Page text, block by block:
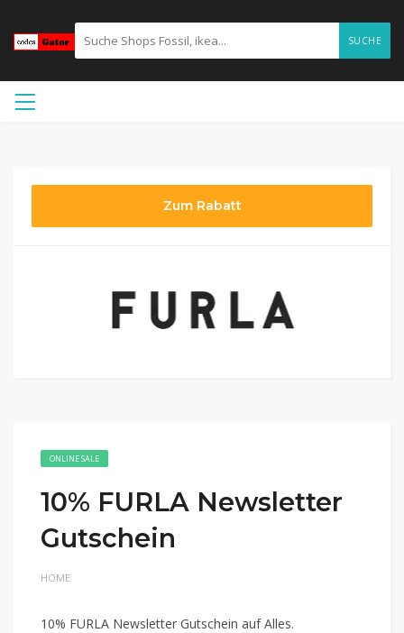
SUCHE
Zum Rabatt
ONLINE SALE
10% FURLA Newsletter
Gutschein
HOME
10% FURLA Newsletter Gutschein auf Alles.